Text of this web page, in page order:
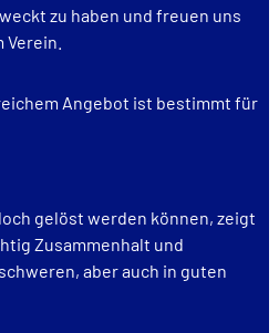
zu haben und freuen uns
Angebot ist bestimmt für
gelöst werden können, zeigt
Zusammenhalt und
aber auch in guten